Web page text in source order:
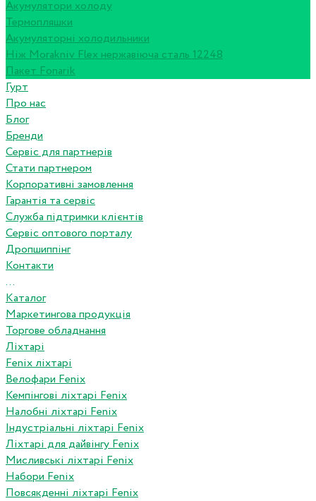
Акумулятори холоду
Термопляшки
Акумуляторні холодильники
Ніж Morakniv Flex нержавіюча сталь 12248
Пакет Fonarik
Гурт
Про нас
Блог
Бренди
Сервіс для партнерів
Стати партнером
Корпоративні замовлення
Гарантія та сервіс
Служба підтримки клієнтів
Сервіс оптового порталу
Дропшиппінг
Контакти
...
Каталог
Маркетингова продукція
Торгове обладнання
Ліхтарі
Fenix ліхтарі
Велофари Fenix
Кемпінгові ліхтарі Fenix
Налобні ліхтарі Fenix
Індустріальні ліхтарі Fenix
Ліхтарі для дайвінгу Fenix
Мисливські ліхтарі Fenix
Набори Fenix
Повсякденні ліхтарі Fenix